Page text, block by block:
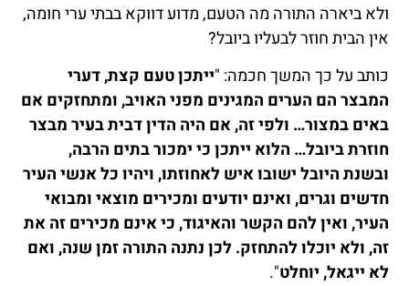
ולא ביארה התורה מה הטעם, מדוע דווקא בבתי ערי חומה,
אין הבית חוזר לבעליו ביובל?
כותב על כך המשך חכמה: "ייתכן טעם קצת, דערי
המבצר הם הערים המגינים מפני האויב, ומתחזקים אם
באים במצור… ולפי זה, אם היה הדין דבית בעיר מבצר
חוזרת ביובל… הלוא ייתכן כי ימכור בתים הרבה,
ובשנת היובל ישובו איש לאחוזתו, ויהיו כל אנשי העיר
חדשים וגרים, ואינם יודעים ומכירים מוצאי ומבואי
העיר, ואין להם הקשר והאיגוד, כי אינם מכירים זה את
זה, ולא יוכלו להתחזק. לכן נתנה התורה זמן שנה, ואם
לא ייגאל, יוחלט".